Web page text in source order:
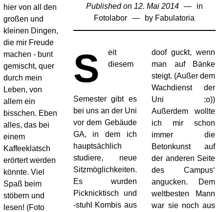
Published on 12. Mai 2014
in
Fotolabor
by Fabulatoria
S
eit
diesem
Semester gibt es
bei uns an der Uni
vor dem Gebäude
GA, in dem ich
hauptsächlich
studiere, neue
Sitzmöglichkeiten.
Es wurden
Picknicktisch und
-stuhl Kombis aus
doof guckt, wenn
man auf Bänke
steigt. (Außer dem
Wachdienst der
Uni ;o))
Außerdem wollte
ich mir schon
immer die
Betonkunst auf
der anderen Seite
des Campus‘
angucken. Dem
weltbesten Mann
war sie noch aus
hier von all den
großen und
kleinen Dingen,
die mir Freude
machen - bunt
gemischt, quer
durch mein
Leben, von
allem ein
bisschen. Eben
alles, das bei
einem
Kaffeeklatsch
erörtert werden
könnte. Viel
Spaß beim
stöbern und
lesen! (Foto